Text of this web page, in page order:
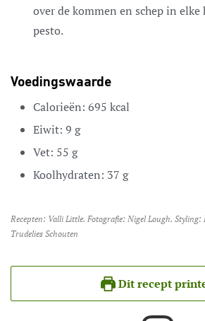
over de kommen en schep in
pesto.
Voedingswaarde
Calorieën: 695 kcal
Eiwit: 9 g
Vet: 55 g
Koolhydraten: 37 g
Recepten: Valli Little. Fotografie: Nigel Lough. Styling: Kirsten Jenkins. Bewerking:
Trudelies Schouten
Dit recept